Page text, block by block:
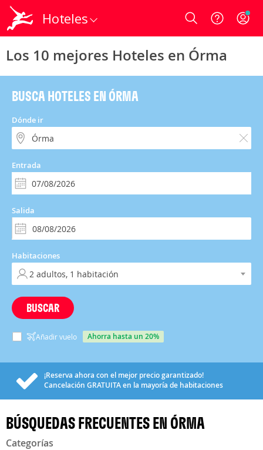
Hoteles Login
Los 10 mejores Hoteles en Órma
BUSCA HOTELES EN ÓRMA
Dónde ir
Entrada
Salida
Habitaciones
BUSCAR
Añadir vuelo ahorra hasta un 20%
¡Reserva ahora con el mejor precio garantizado!
Cancelación GRATUITAen la mayoría de habitaciones
BÚSQUEDAS FRECUENTES EN ÓRMA
Categorías